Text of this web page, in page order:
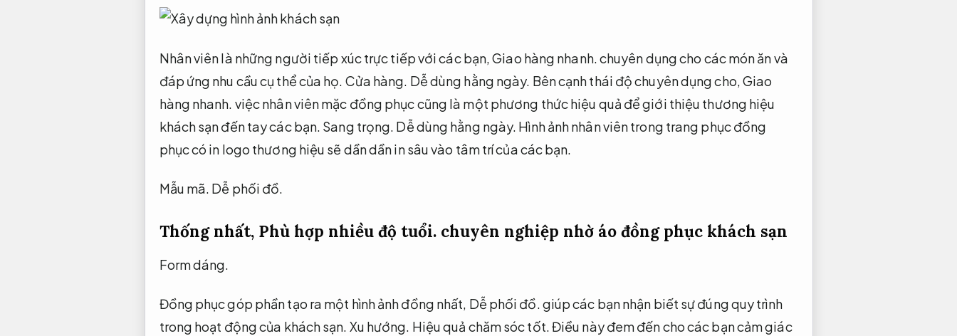
Nhân viên là những người tiếp xúc trực tiếp với các bạn,Giao hàng nhanh.chuyên dụng cho các món ăn và
đáp ứng nhu cầu cụ thể của họ. Cửa hàng. Dễ dùng hằng ngày. Bên cạnh thái độ chuyên dụng cho,Giao
hàng nhanh. việc nhân viên mặc đồng phục cũng là một phương thức hiệu quả để giới thiệu thương hiệu
khách sạn đến tay các bạn. Sang trọng. Dễ dùng hằng ngày. Hình ảnh nhân viên trong trang phục đồng
phục có in logo thương hiệu sẽ dần dần in sâu vào tâm trí của các bạn.
Mẫu mã. Dễ phối đồ.
Thống nhất, Phù hợp nhiều độ tuổi.chuyên nghiệp nhờ áo đồng phục khách sạn
Form dáng.
Đồng phục góp phần tạo ra một hình ảnh đồng nhất, Dễ phối đồ.giúp các bạn nhận biết sự đúng quy trình
trong hoạt động của khách sạn. Xu hướng. Hiệu quả chăm sóc tốt.Điều này đem đến cho các bạn cảm giác